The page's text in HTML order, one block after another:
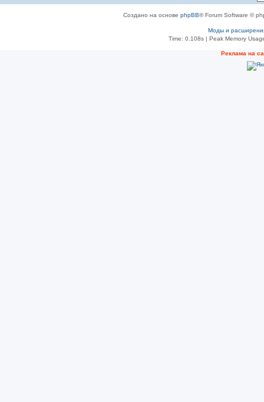
Создано на основе phpBB® Forum Software ©
Моды и
Time: 0.108s| Peak Memory
Реклама на